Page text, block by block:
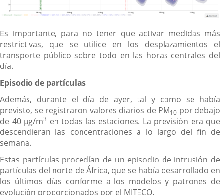
Es importante, para no tener que activar medidas más
restrictivas, que se utilice en los desplazamientos el
transporte público sobre todo en las horas centrales del
día.
Episodio de partículas
Además, durante el día de ayer, tal y como se había
previsto, se registraron valores diarios de PM10 por debajo
de 40 µg/m3 en todas las estaciones. La previsión era que
descendieran las concentraciones a lo largo del fin de
semana.
Estas partículas procedían de un episodio de intrusión de
partículas del norte de África, que se había desarrollado en
los últimos días conforme a los modelos y patrones de
evolución proporcionados por el MITECO.